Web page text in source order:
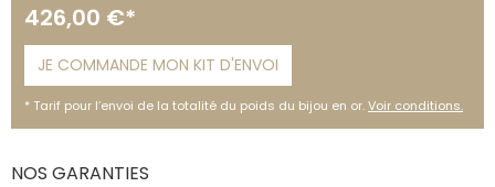
426,00 €*
Tarif pour l’envoi de la totalité du poids du bijou en or.Voir conditions.
JE COMMANDE MON KIT D'ENVOI
NOS GARANTIES